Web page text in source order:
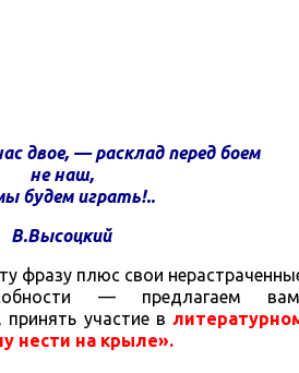
двое,— расклад перед боем
не наш,
будем играть!..
В.Высоцкий
фразу плюс свои
— предлагаем
участие в
нести на крыле».